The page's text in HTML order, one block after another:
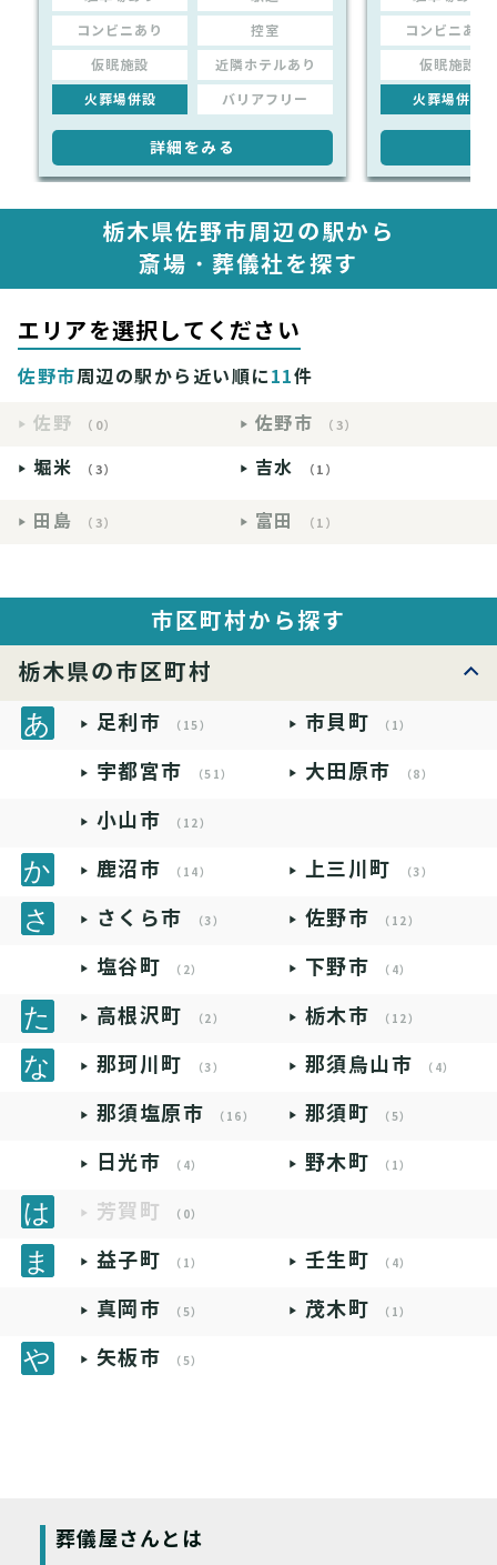
コンビニあり 控室
仮眠施設 近隣ホテルあり
火葬場併設 バリアフリー
詳細をみる
コンビニあり
仮眠施設
火葬場併設
栃木県佐野市周辺の駅から
斎場・葬儀社を探す
エリアを選択してください
佐野市周辺の駅から近い順に11件
佐野
（0） 佐野市 （3）
堀米 （3） 吉水 （1）
田島 （3） 富田 （1）
市区町村から探す
栃木県の市区町村
足利市 （15） 市貝町 （1）
宇都宮市 （51） 大田原市 （8）
小山市 （12）
鹿沼市 （14） 上三川町 （3）
さくら市 （3） 佐野市 （12）
塩谷町 （2） 下野市 （4）
高根沢町 （2） 栃木市 （12）
那珂川町 （3） 那須烏山市 （4）
那須塩原市 （16） 那須町 （5）
日光市 （4） 野木町 （1）
芳賀町 （0）
益子町 （1） 壬生町 （4）
真岡市 （5） 茂木町 （1）
矢板市 （5）
葬儀屋さんとは